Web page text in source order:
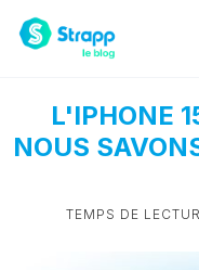
L'IPHONE
NOUS
TEMPS DE